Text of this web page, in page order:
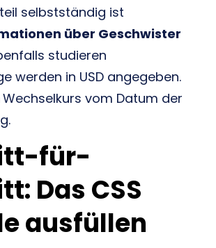
selbstständig ist
über Geschwister
studieren
werden in USD angegeben.
Wechselkurs vom Datum der
für-
Das CSS
ausfüllen